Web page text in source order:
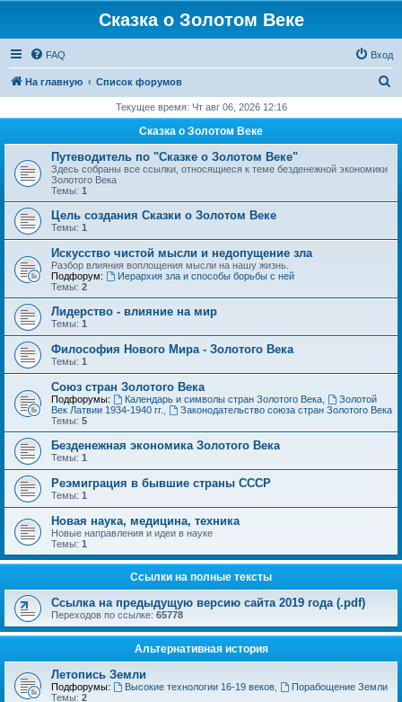
Сказка о Золотом Веке
FAQ Вход
На главную Список форумов
с
Текущее время: Чт авг 06, 2026 12:16
Сказка о Золотом Веке
Путеводитель по "Сказке о Золотом Веке"
Здесь собраны все ссылки, относящиеся к теме безденежной экономики
Золотого Века
Темы: 1
Цель создания Сказки о Золотом Веке
Темы: 1
Искусство чистой мысли и недопущение зла
Разбор влияния воплощения мысли на нашу жизнь.
Подфорум:
Иерархия зла и способы борьбы с ней
Темы: 2
Лидерство - влияние на мир
Темы: 1
Философия Нового Мира - Золотого Века
Темы: 1
Cоюз стран Золотого Века
Подфорумы: Календарь и символы стран Золотого Века,
Золотой
Век Латвии 1934-1940 гг.
Законодательство союза стран Золотого Века
Темы: 5
Безденежная экономика Золотого Века
Темы: 1
Реэмиграция в бывшие страны СССР
Темы: 1
Новая наука, медицина, техника
Новые направления и идеи в науке
Темы: 1
Ссылки на полные тексты
Ссылка на предыдущую версию сайта 2019 года (.pdf)
Переходов по ссылке: 65778
Альтернативная история
Летопись Земли
Подфорумы: Высокие технологии 16-19 веков,
Порабощение Земли
Темы: 2